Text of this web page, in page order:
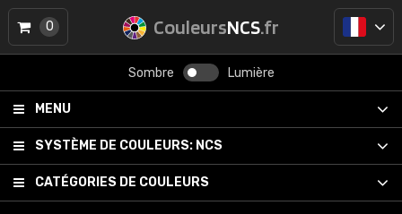
CouleursNCS.fr
Sombre Lumière
MENU
SYSTÈME DE COULEURS: NCS
CATÉGORIES DE COULEURS
0